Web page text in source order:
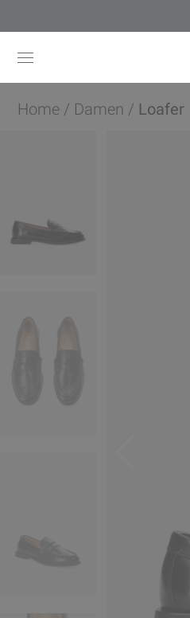
Home / Damen / Loafer